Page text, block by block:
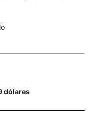
dólares